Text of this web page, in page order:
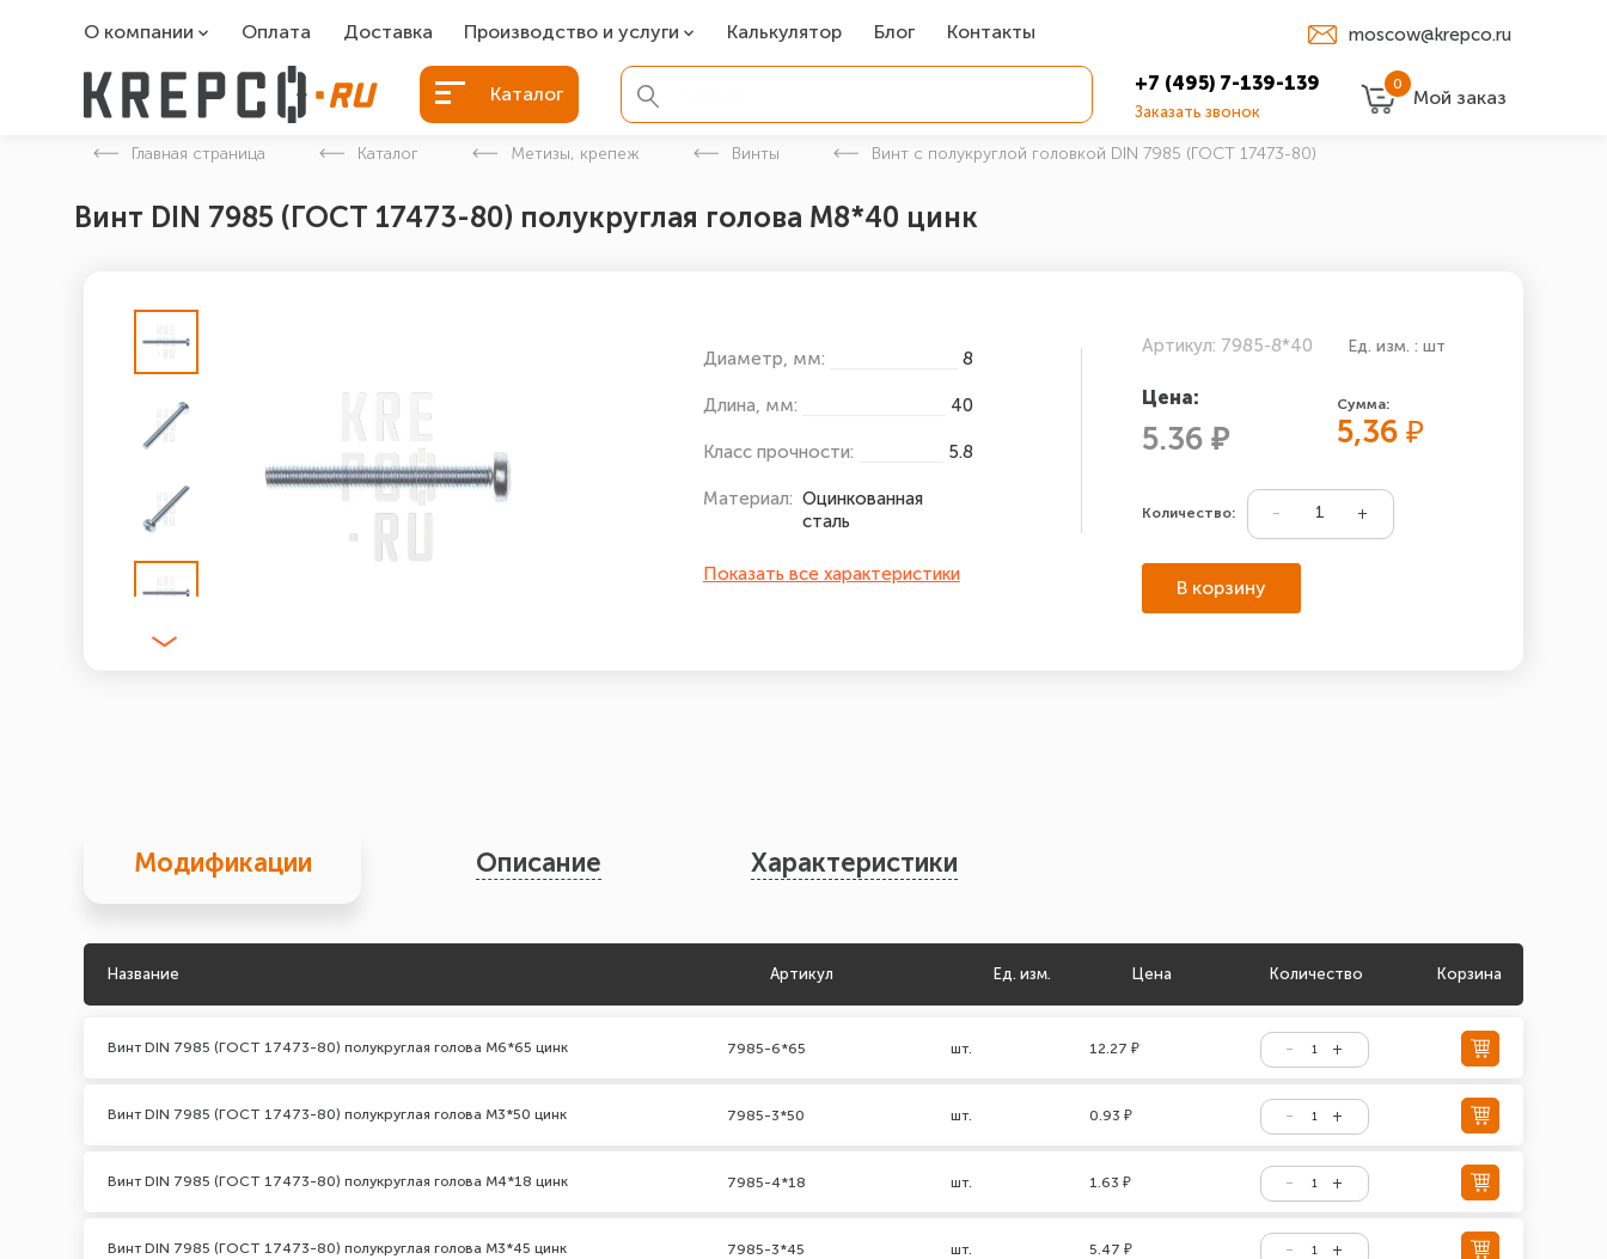
О компании
О компании
Оплата Доставка Производство и услуги
Болты БСР
Болты для фундамента
Закладные детали
Калькулятор Блог Контакты moscow@krepco.ru
Каталог +7 (495) 7-139-139
Заказать звонок
0
Мой заказ
Главная страница Каталог Метизы, крепеж Винты Винт с полукруглой головкой DIN 7985 (ГОСТ 17473-80)
Винт DIN 7985 (ГОСТ 17473-80) полукруглая голова М8*40 цинк
Диаметр, мм: 8
Длина, мм: 40
Класс прочности: 5.8
Материал: Оцинкованная
сталь
Показать все характеристики
Артикул: 7985-8*40 Ед. изм. : шт
Цена:
5.36 ₽
Сумма:
5,36₽
Количество:
В корзину
Модификации Описание Характеристики
Название Артикул Ед. изм. Цена Количество Корзина
Винт DIN 7985 (ГОСТ 17473-80) полукруглая голова М6*65 цинк 7985-6*65 шт. 12.27 ₽
Винт DIN 7985 (ГОСТ 17473-80) полукруглая голова М3*50 цинк 7985-3*50 шт. 0.93 ₽
Винт DIN 7985 (ГОСТ 17473-80) полукруглая голова М4*18 цинк 7985-4*18 шт. 1.63 ₽
Винт DIN 7985 (ГОСТ 17473-80) полукруглая голова М3*45 цинк 7985-3*45 шт. 5.47 ₽